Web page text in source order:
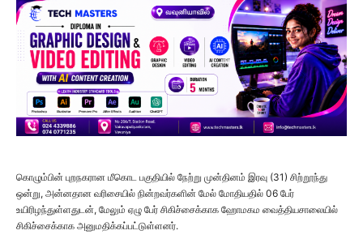
கொழும்பின் புறநகரான மீகொட பகுதியில் நேற்று முன்தினம் இரவு (31) சிற்றூந்து
ஒன்று, அன்னதான வரிசையில் நின்றவர்களின் மேல் மோதியதில் 06 பேர்
உயிரிழந்துள்ளதுடன், மேலும் ஏழு பேர் சிகிச்சைக்காக ஹோமகம வைத்தியசாலையில்
சிகிச்சைக்காக அனுமதிக்கப்பட்டுள்ளனர்.